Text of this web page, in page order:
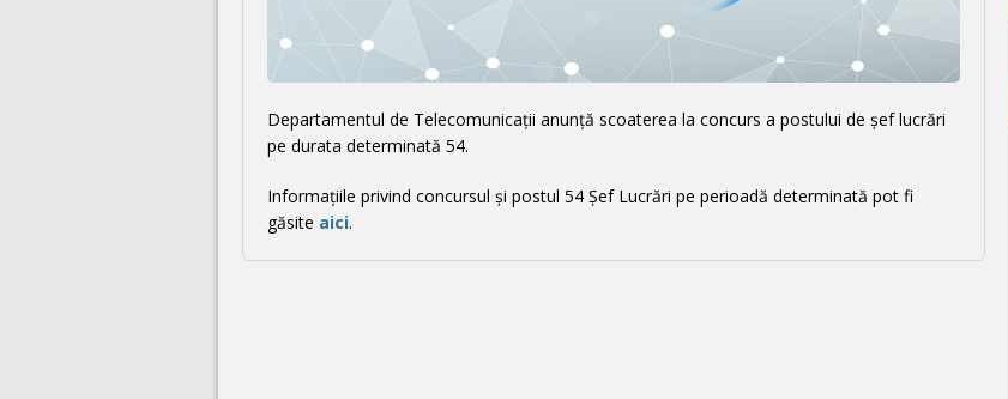
Departamentul de Telecomunicații anunță scoaterea la concurs a postului de șef lucrări
pe durata determinată 54.
Informațiile privind concursul și postul 54 Șef Lucrări pe perioadă determinată pot fi
găsite aici.